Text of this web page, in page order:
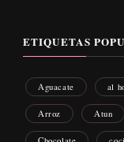
ETIQUETAS
Aguacate al
Arroz Atun